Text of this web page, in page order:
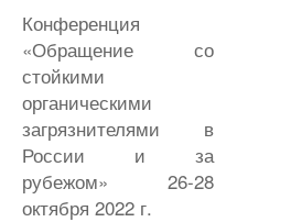
Конференция
«Обращение со
стойкими
органическими
загрязнителями в
России и за
рубежом» 26-28
октября 2022 г.